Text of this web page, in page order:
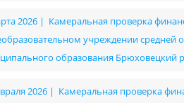
2026 | Камеральная проверка
учреждении
образования Брюховецкий
2026 | Камеральная проверка